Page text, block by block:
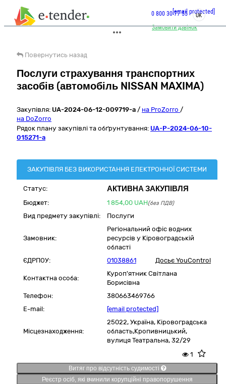
Замовити дзвінок
0 800 30 77 55[email protected]
UK
Повернутись назад
Послуги страхування транспортних
засобів (автомобіль NISSAN MAXIMA)
Закупівля: UA-2024-06-12-009719-a / на ProZorro /
на DoZorro
Рядок плану закупівлі та обґрунтування: UA-P-2024-06-10-
015271-a
ЗАКУПІВЛЯ БЕЗ ВИКОРИСТАННЯ ЕЛЕКТРОННОЇ СИСТЕМИ
Статус: АКТИВНА ЗАКУПІВЛЯ
Бюджет: 1 854,00 UAH(без ПДВ)
Вид предмету закупівлі: Послуги
Замовник:
Регіональний офіс водних
ресурсів у Кіровоградській
області
ЄДРПОУ:
01038861 Досьє YouControl
Контактна особа:
Куроп'ятник Світлана
Борисівна
Телефон:
380663469766
E-mail:
[email protected]
Місцезнаходження:
25022, Україна, Кіровоградська
область,Кропивницький,
вулиця Театральна, 32/29
1
Витяг про відсутність судимості
Реєстр осіб, які вчинили корупційні правопорушення